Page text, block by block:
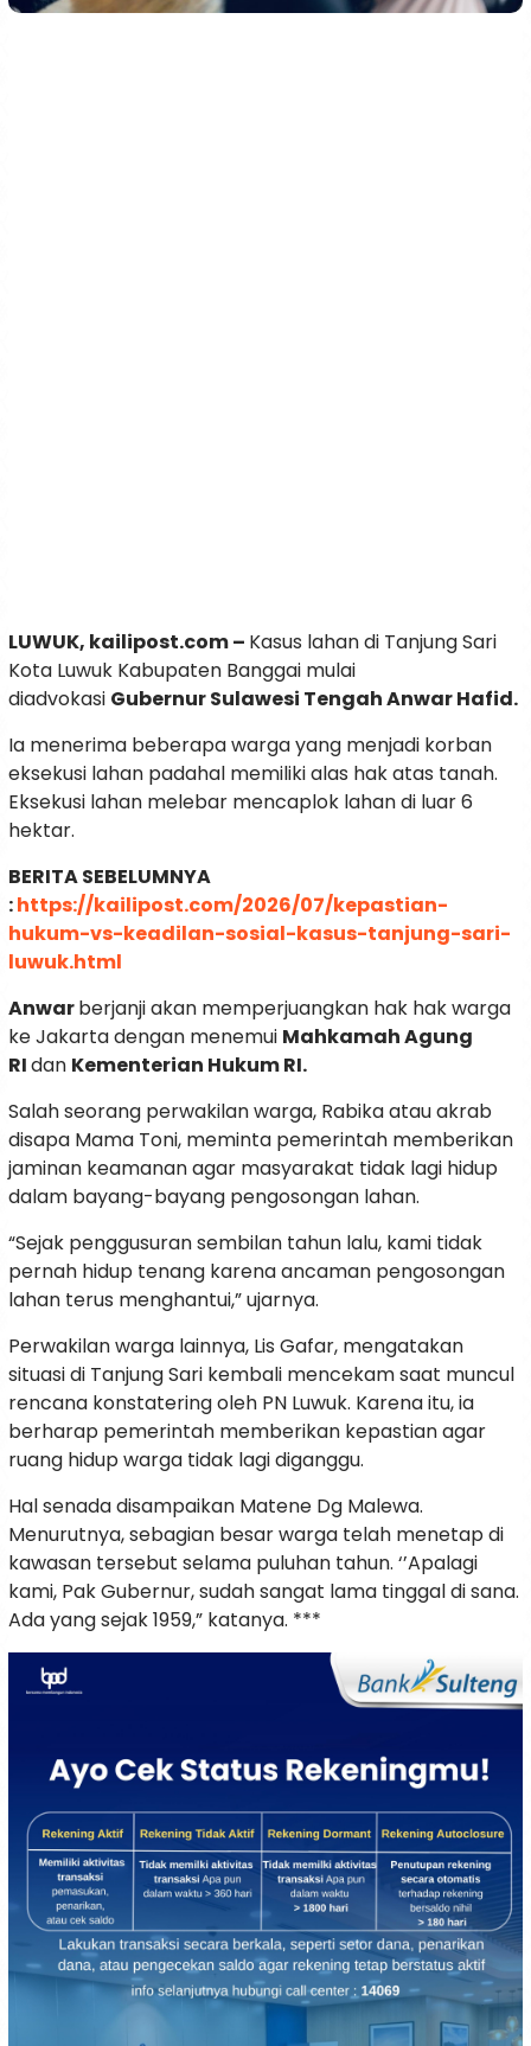
LUWUK, kailipost.com – Kasus lahan di Tanjung Sari
Kota Luwuk Kabupaten Banggai mulai
diadvokasi Gubernur Sulawesi Tengah Anwar Hafid.
Ia menerima beberapa warga yang menjadi korban
eksekusi lahan padahal memiliki alas hak atas tanah.
Eksekusi lahan melebar mencaplok lahan di luar 6
hektar.
BERITA SEBELUMNYA
:https://kailipost.com/2026/07/kepastian-
hukum-vs-keadilan-sosial-kasus-tanjung-sari-
luwuk.html
Anwarberjanji akan memperjuangkan hak hak warga
ke Jakarta dengan menemui Mahkamah Agung
RIdan Kementerian Hukum RI.
Salah seorang perwakilan warga, Rabika atau akrab
disapa Mama Toni, meminta pemerintah memberikan
jaminan keamanan agar masyarakat tidak lagi hidup
dalam bayang-bayang pengosongan lahan.
“Sejak penggusuran sembilan tahun lalu, kami tidak
pernah hidup tenang karena ancaman pengosongan
lahan terus menghantui,” ujarnya.
Perwakilan warga lainnya, Lis Gafar, mengatakan
situasi di Tanjung Sari kembali mencekam saat muncul
rencana konstatering oleh PN Luwuk. Karena itu, ia
berharap pemerintah memberikan kepastian agar
ruang hidup warga tidak lagi diganggu.
Hal senada disampaikan Matene Dg Malewa.
Menurutnya, sebagian besar warga telah menetap di
kawasan tersebut selama puluhan tahun. ‘’Apalagi
kami, Pak Gubernur, sudah sangat lama tinggal di sana.
Ada yang sejak 1959,” katanya. ***